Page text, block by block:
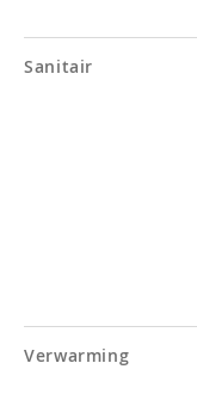
Sanitair
Verwarming